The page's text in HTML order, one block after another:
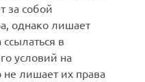
за собой
однако лишает
в
условий на
не лишает их права